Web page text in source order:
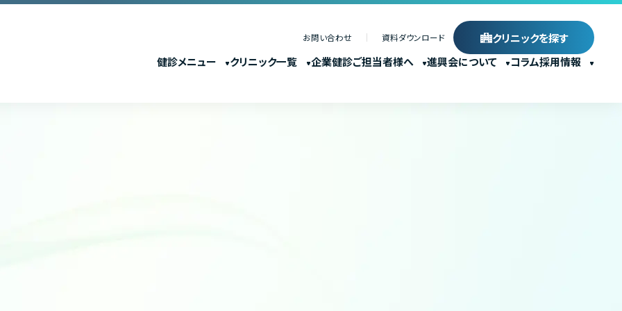
健診メニュー クリニック一覧 企業健診ご担当者様へ 進興会について コラム採用情報
クリニックを探す
お問い合わせ 資料ダウンロード